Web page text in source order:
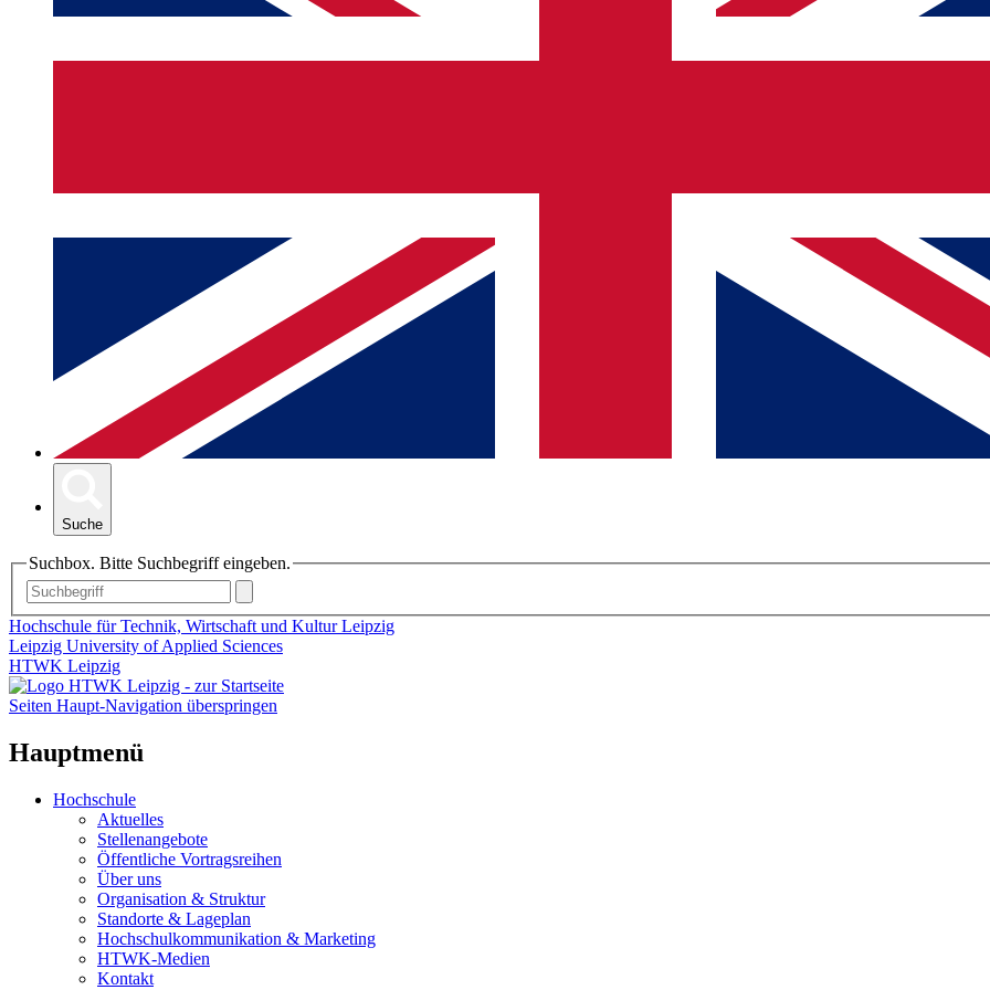
Suche
Suchbox. Bitte Suchbegriff eingeben.
Hochschule für Technik, Wirtschaft und Kultur Leipzig
Leipzig University of Applied Sciences
HTWK Leipzig
Seiten Haupt-Navigation überspringen
Hauptmenü
Hochschule
Aktuelles
Stellenangebote
Öffentliche Vortragsreihen
Über uns
Organisation & Struktur
Standorte & Lageplan
Hochschulkommunikation & Marketing
HTWK-Medien
Kontakt